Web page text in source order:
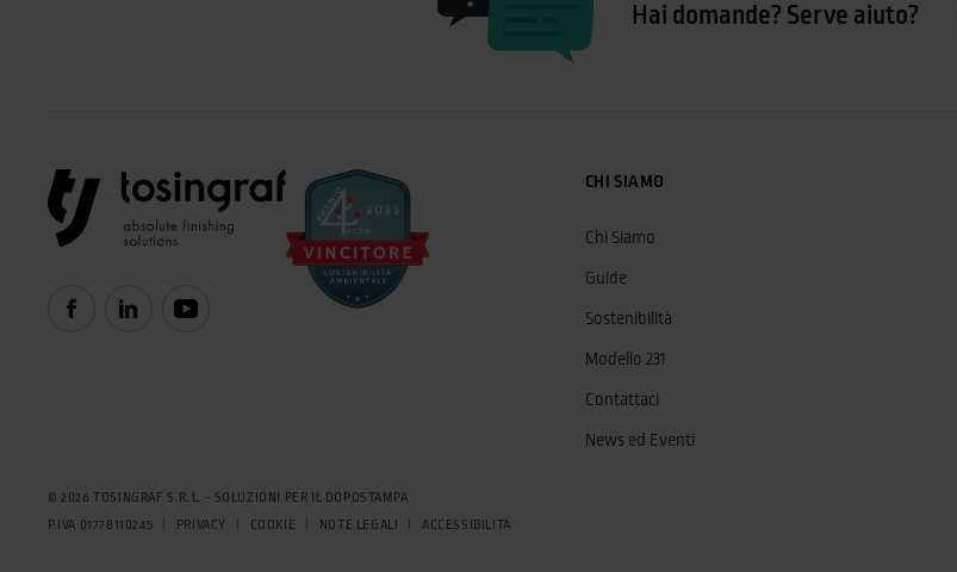
Hai domande? Serve aiuto?
CHI SIAMO
Chi Siamo
Guide
Sostenibilità
Modello 231
Contattaci
News ed Eventi
© 2026 TOSINGRAF S.R.L. - SOLUZIONI PER IL DOPOSTAMPA
P.IVA 01778110245
PRIVACY COOKIE NOTE LEGALI ACCESSIBILITÀ